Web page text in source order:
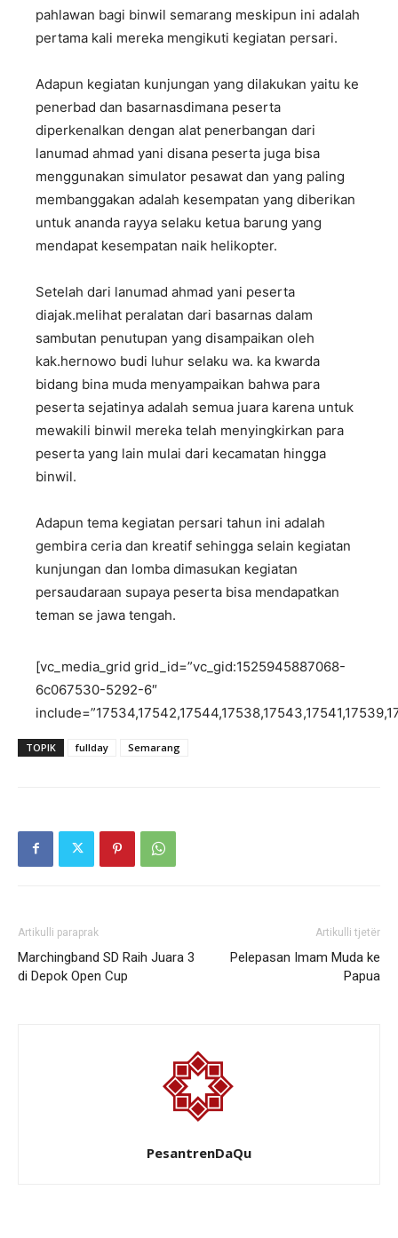
pahlawan bagi binwil semarang meskipun ini adalah
pertama kali mereka mengikuti kegiatan persari.
Adapun kegiatan kunjungan yang dilakukan yaitu ke
penerbad dan basarnasdimana peserta
diperkenalkan dengan alat penerbangan dari
lanumad ahmad yani disana peserta juga bisa
menggunakan simulator pesawat dan yang paling
membanggakan adalah kesempatan yang diberikan
untuk ananda rayya selaku ketua barung yang
mendapat kesempatan naik helikopter.
Setelah dari lanumad ahmad yani peserta
diajak.melihat peralatan dari basarnas dalam
sambutan penutupan yang disampaikan oleh
kak.hernowo budi luhur selaku wa. ka kwarda
bidang bina muda menyampaikan bahwa para
peserta sejatinya adalah semua juara karena untuk
mewakili binwil mereka telah menyingkirkan para
peserta yang lain mulai dari kecamatan hingga
binwil.
Adapun tema kegiatan persari tahun ini adalah
gembira ceria dan kreatif sehingga selain kegiatan
kunjungan dan lomba dimasukan kegiatan
persaudaraan supaya peserta bisa mendapatkan
teman se jawa tengah.
[vc_media_grid grid_id=”vc_gid:1525945887068-
6c067530-5292-6″
TOPIK fullday Semarang
Artikulli paraprak
Marchingband SD Raih Juara 3
di Depok Open Cup
Artikulli tjetër
Pelepasan Imam Muda ke
Papua
PesantrenDaQu